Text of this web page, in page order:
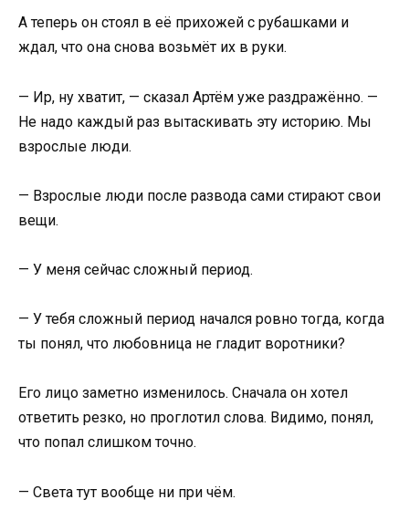
А теперь он стоял в её прихожей с рубашками и
ждал, что она снова возьмёт их в руки.
— Ир, ну хватит, — сказал Артём уже раздражённо. —
Не надо каждый раз вытаскивать эту историю. Мы
взрослые люди.
— Взрослые люди после развода сами стирают свои
вещи.
— У меня сейчас сложный период.
— У тебя сложный период начался ровно тогда, когда
ты понял, что любовница не гладит воротники?
Его лицо заметно изменилось. Сначала он хотел
ответить резко, но проглотил слова. Видимо, понял,
что попал слишком точно.
— Света тут вообще ни при чём.